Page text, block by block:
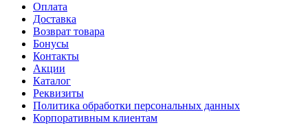
Оплата
Доставка
Возврат товара
Бонусы
Контакты
Акции
Каталог
Реквизиты
Политика обработки персональных данных
Корпоративным клиентам